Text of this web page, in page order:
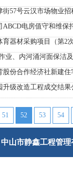
57号云汉市场物业
器材采购项目（第2
股份合作经济社新建
升级改造工程成交结果
51 52 53 54
山市静鑫工程管理